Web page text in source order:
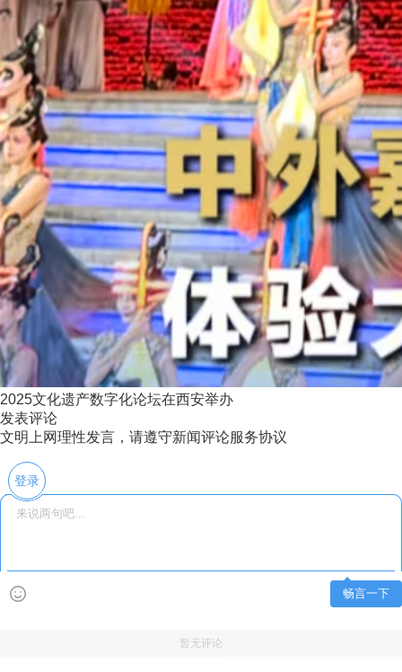
2025文化遗产数字化论坛在西安举办
发表评论
文明上网理性发言，请遵守新闻评论服务协议
登录
畅言一下
暂无评论